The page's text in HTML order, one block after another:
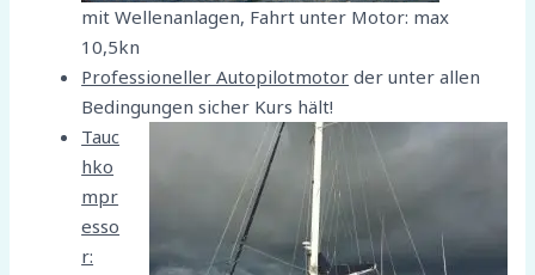
mit Wellenanlagen, Fahrt unter Motor: max
10,5kn
Professioneller Autopilotmotor der unter allen
Bedingungen sicher Kurs hält!
Tauc
hko
mpr
esso
r: